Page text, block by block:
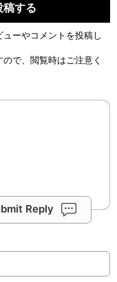
稿する
ーやコメントを投稿し
で、閲覧時はご注意く
Reply